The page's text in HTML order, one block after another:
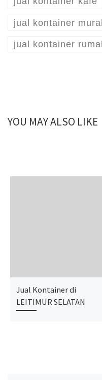
jual kontainer
jual kontainer
YOU MAY ALSO LIKE
Jual Kontainer di
LEITIMUR SELATAN